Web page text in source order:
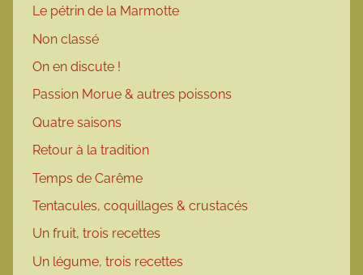
Le pétrin de la Marmotte
Non classé
On en discute !
Passion Morue & autres poissons
Quatre saisons
Retour à la tradition
Temps de Carême
Tentacules, coquillages & crustacés
Un fruit, trois recettes
Un légume, trois recettes